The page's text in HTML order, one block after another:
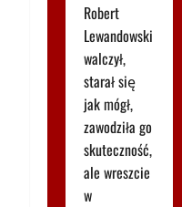
Robert
Lewandowski
walczył,
starał się
jak mógł,
zawodziła go
skuteczność,
ale wreszcie
w